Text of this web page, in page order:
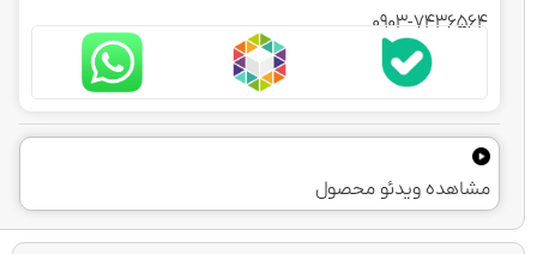
0903-7436564
مشاهده ویدئو محصول